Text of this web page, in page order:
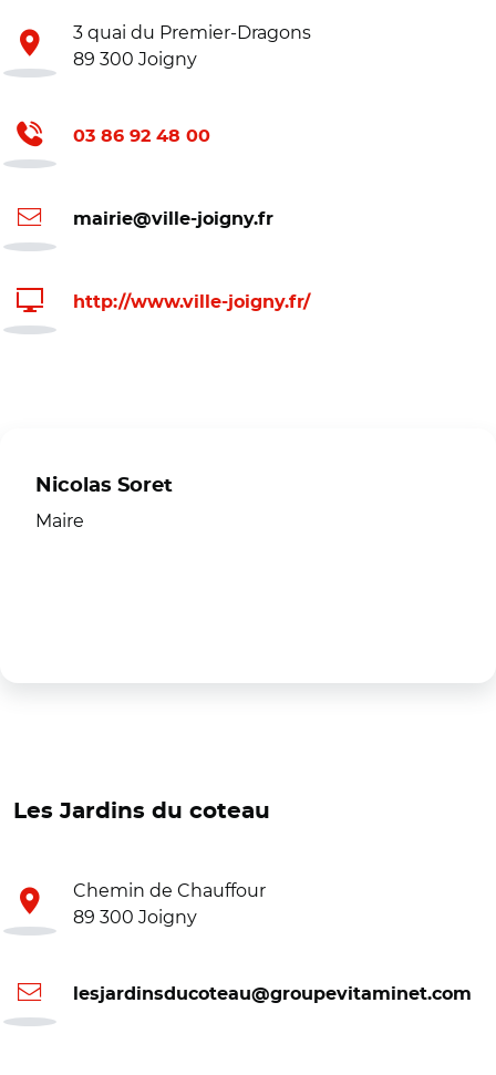
3 quai du Premier-Dragons
89 300 Joigny
03 86 92 48 00
mairie@ville-joigny.fr
http://www.ville-joigny.fr/
Nicolas Soret
Maire
Les Jardins du coteau
Chemin de Chauffour
89 300 Joigny
lesjardinsducoteau@groupevitaminet.com